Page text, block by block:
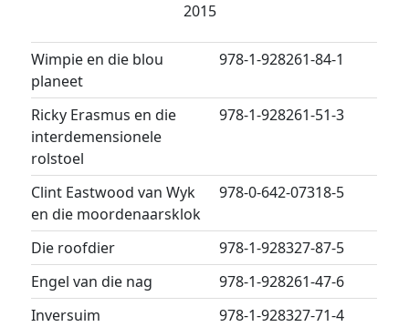
2015
Wimpie en die blou
planeet
978-1-928261-84-1
Ricky Erasmus en die
interdemensionele
rolstoel
978-1-928261-51-3
Clint Eastwood van Wyk
en die moordenaarsklok
978-0-642-07318-5
Die roofdier
978-1-928327-87-5
Engel van die nag
978-1-928261-47-6
Inversuim
978-1-928327-71-4